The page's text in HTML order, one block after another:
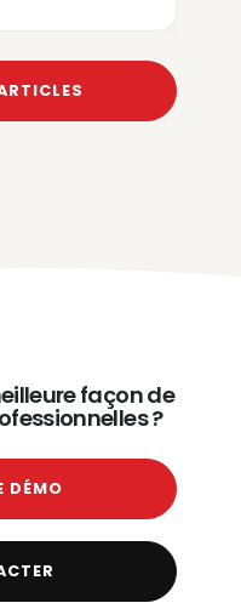
façon de
?
DÉMO